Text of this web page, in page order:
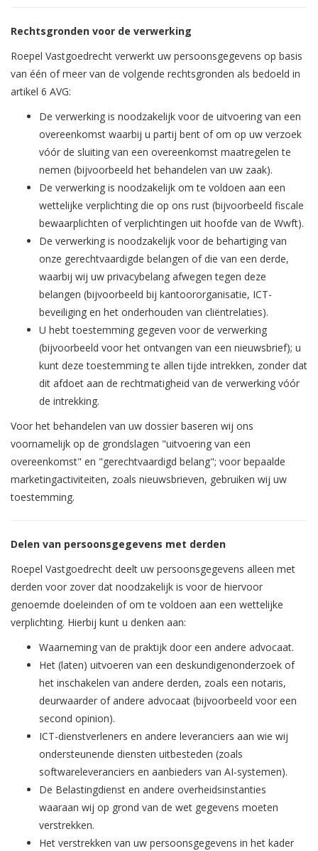
Rechtsgronden voor de verwerking
Roepel Vastgoedrecht verwerkt uw persoonsgegevens op basis
van één of meer van de volgende rechtsgronden als bedoeld in
artikel 6 AVG:
De verwerking is noodzakelijk voor de uitvoering van een
overeenkomst waarbij u partij bent of om op uw verzoek
vóór de sluiting van een overeenkomst maatregelen te
nemen (bijvoorbeeld het behandelen van uw zaak).
De verwerking is noodzakelijk om te voldoen aan een
wettelijke verplichting die op ons rust (bijvoorbeeld fiscale
bewaarplichten of verplichtingen uit hoofde van de Wwft).
De verwerking is noodzakelijk voor de behartiging van
onze gerechtvaardigde belangen of die van een derde,
waarbij wij uw privacybelang afwegen tegen deze
belangen (bijvoorbeeld bij kantoororganisatie, ICT-
beveiliging en het onderhouden van cliëntrelaties).
U hebt toestemming gegeven voor de verwerking
(bijvoorbeeld voor het ontvangen van een nieuwsbrief); u
kunt deze toestemming te allen tijde intrekken, zonder dat
dit afdoet aan de rechtmatigheid van de verwerking vóór
de intrekking.
Voor het behandelen van uw dossier baseren wij ons
voornamelijk op de grondslagen "uitvoering van een
overeenkomst" en "gerechtvaardigd belang"; voor bepaalde
marketingactiviteiten, zoals nieuwsbrieven, gebruiken wij uw
toestemming.
Delen van persoonsgegevens met derden
Roepel Vastgoedrecht deelt uw persoonsgegevens alleen met
derden voor zover dat noodzakelijk is voor de hiervoor
genoemde doeleinden of om te voldoen aan een wettelijke
verplichting. Hierbij kunt u denken aan:
Waarneming van de praktijk door een andere advocaat.
Het (laten) uitvoeren van een deskundigenonderzoek of
het inschakelen van andere derden, zoals een notaris,
deurwaarder of andere advocaat (bijvoorbeeld voor een
second opinion).
ICT-dienstverleners en andere leveranciers aan wie wij
ondersteunende diensten uitbesteden (zoals
softwareleveranciers en aanbieders van AI-systemen).
De Belastingdienst en andere overheidsinstanties
waaraan wij op grond van de wet gegevens moeten
verstrekken.
Het verstrekken van uw persoonsgegevens in het kader